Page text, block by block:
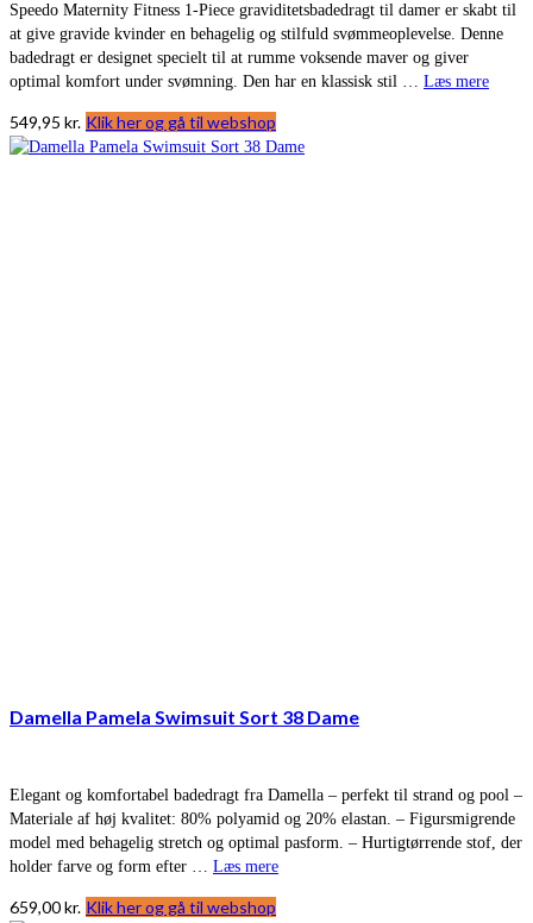
Speedo Maternity Fitness 1-Piece graviditetsbadedragt til damer er skabt til
at give gravide kvinder en behagelig og stilfuld svømmeoplevelse. Denne
badedragt er designet specielt til at rumme voksende maver og giver
optimal komfort under svømning. Den har en klassisk stil … Læs mere
549,95 kr. Klik her og gå til webshop
Damella Pamela Swimsuit Sort 38 Dame
Elegant og komfortabel badedragt fra Damella – perfekt til strand og pool –
Materiale af høj kvalitet: 80% polyamid og 20% elastan. – Figursmigrende
model med behagelig stretch og optimal pasform. – Hurtigtørrende stof, der
holder farve og form efter … Læs mere
659,00kr. Klik her og gå til webshop